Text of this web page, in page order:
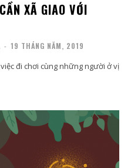
XÃ GIAO VỚI
- 19 THÁNG NĂM, 2019
đi chơi cùng những người ở vị